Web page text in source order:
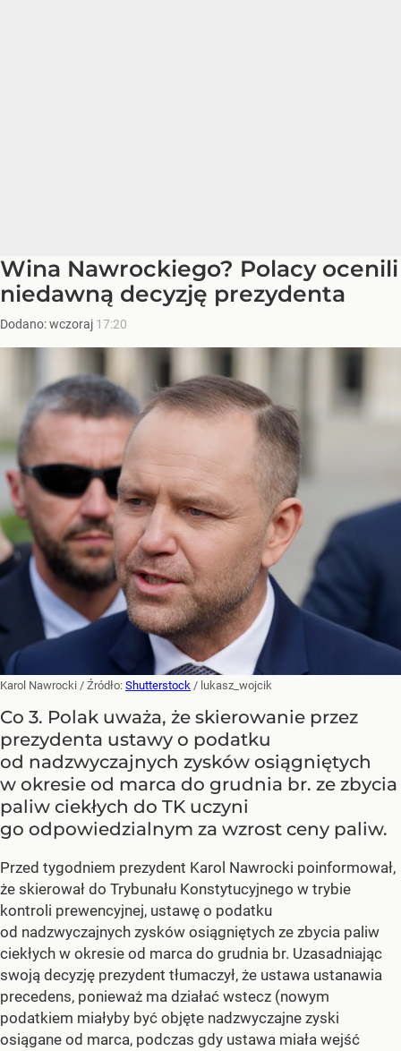
Wina Nawrockiego? Polacy ocenili
niedawną decyzję prezydenta
Dodano:wczoraj 17:20
Karol Nawrocki / Źródło: Shutterstock / lukasz_wojcik
Co 3. Polak uważa, że skierowanie przez
prezydenta ustawy o podatku
od nadzwyczajnych zysków osiągniętych
w okresie od marca do grudnia br. ze zbycia
paliw ciekłych do TK uczyni
go odpowiedzialnym za wzrost ceny paliw.
Przed tygodniem prezydent Karol Nawrocki poinformował,
że skierował do Trybunału Konstytucyjnego w trybie
kontroli prewencyjnej, ustawę o podatku
od nadzwyczajnych zysków osiągniętych ze zbycia paliw
ciekłych w okresie od marca do grudnia br. Uzasadniając
swoją decyzję prezydent tłumaczył, że ustawa ustanawia
precedens, ponieważ ma działać wstecz (nowym
podatkiem miałyby być objęte nadzwyczajne zyski
osiągane od marca, podczas gdy ustawa miała wejść